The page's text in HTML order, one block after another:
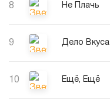
8 Не Плачь
9 Дело Вкуса
10 Ещё, Ещё